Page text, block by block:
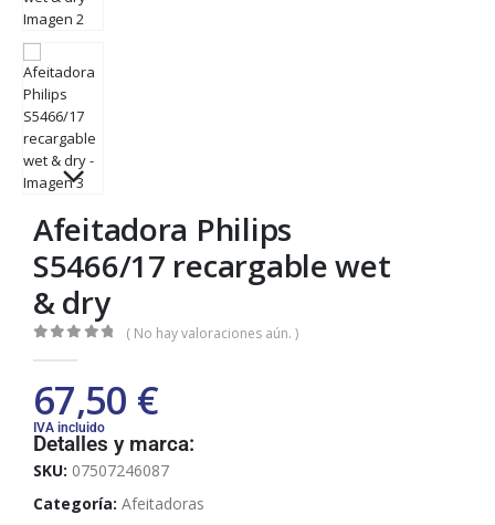
Afeitadora Philips
S5466/17 recargable wet
& dry
( No hay valoraciones aún. )
67,50 €
IVA incluido
Detalles y marca:
SKU: 07507246087
Categoría: Afeitadoras